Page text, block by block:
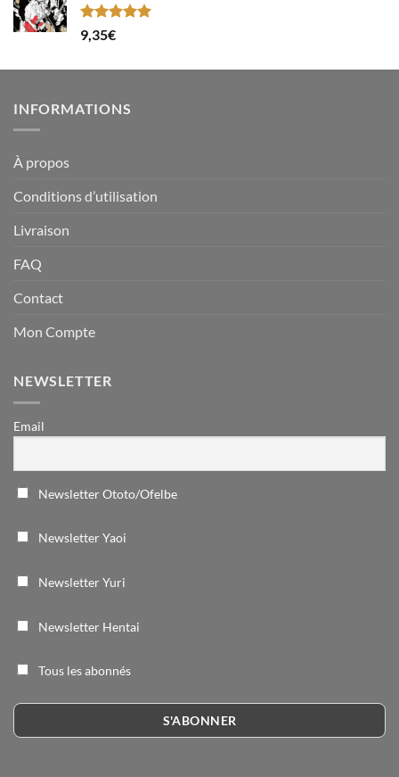
Note5.00
sur 5
9,35€
INFORMATIONS
À propos
Conditions d’utilisation
Livraison
FAQ
Contact
Mon Compte
NEWSLETTER
Email
Newsletter Ototo/Ofelbe
Newsletter Yaoi
Newsletter Yuri
Newsletter Hentai
Tous les abonnés